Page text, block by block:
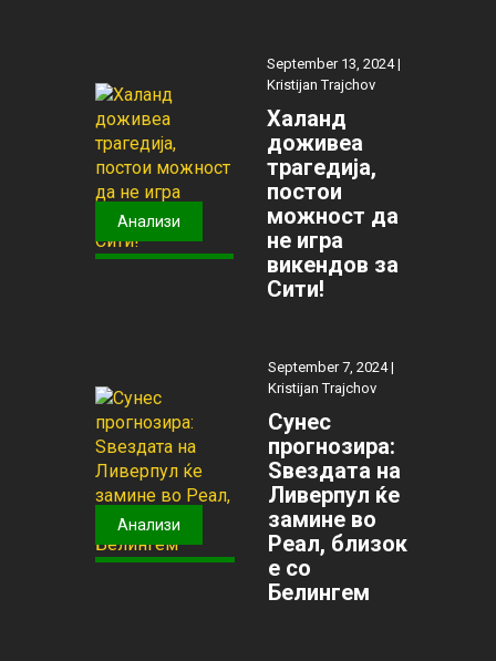
Анализи
September 13, 2024 |
Kristijan Trajchov
Халанд
доживеа
трагедија,
постои
можност да
не игра
викендов за
Сити!
Анализи
September 7, 2024 |
Kristijan Trajchov
Сунес
прогнозира:
Ѕвездата на
Ливерпул ќе
замине во
Реал, близок
е со
Белингем